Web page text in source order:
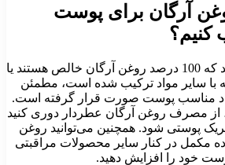
آرگان برای پوست
کنیم؟
به ‌دنبال محصولاتی باشید که 100 درصد روغن آرگان خالص هستند یا
با سایر مواد ترکیب شده است، مطمئن
مناسب پوست صورت قرار گرفته است.
از مصرف روغن آرگان عطردار دوری کنید
پوستی شود. همچنین می‌توانید روغن
مکمل در کنار سایر محصولات مراقبتی
خود را افزایش دهید.